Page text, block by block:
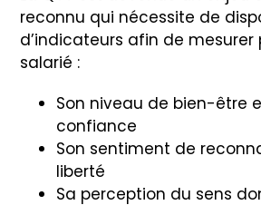
reconnu qui nécessite de
d’indicateurs afin de
salarié :
Son niveau de bien-être
confiance
Son sentiment de
liberté
Sa perception du sens